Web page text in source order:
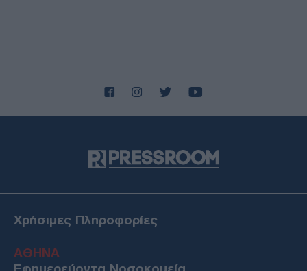
Χρήσιμες Πληροφορίες
ΑΘΗΝΑ